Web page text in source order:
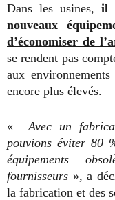
Dans les usines, il
nouveaux
d’économiser de
se rendent pas
aux
encore plus élevés.
«Avec un
pouvions éviter 80
équipements
fournisseurs », a
la fabrication et des